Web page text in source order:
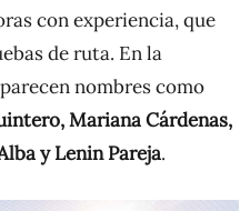
con experiencia, que
de ruta. En la
nombres como
Mariana Cárdenas,
y Lenin Pareja.